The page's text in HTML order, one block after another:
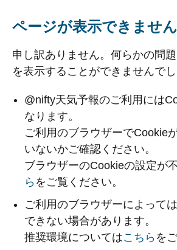
ページが表示できませ
申し訳ありません。何らかの問
を表示することができませんでし
@nifty天気予報のご利用には
なります。
ご利用のブラウザーでCookie
いないかご確認ください。
ブラウザーのCookieの設定が
ら をご覧ください。
ご利用のブラウザーによって
できない場合があります。
推奨環境についてはこちら を